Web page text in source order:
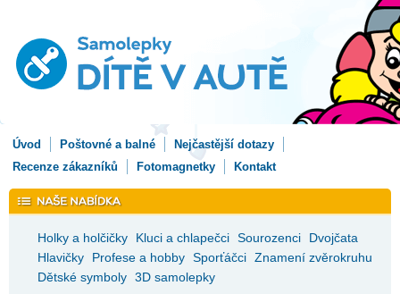
Úvod Poštovné a balné
Nejčastější dotazy
Recenze zákazníků
Fotomagnetky Kontakt
Holky a holčičky Kluci a chlapečci Sourozenci
Dvojčata
Hlavičky
Profese a hobby Sporťáčci Znamení zvěrokruhu
Dětské symboly 3D samolepky